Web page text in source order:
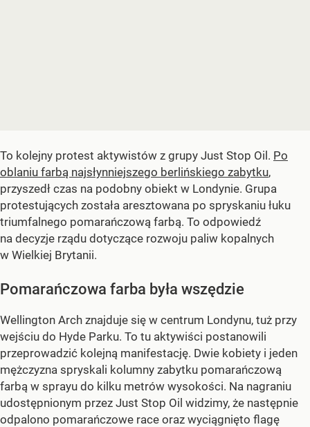
To kolejny protest aktywistów z grupy Just Stop Oil. Po
oblaniu farbą najsłynniejszego berlińskiego zabytku,
przyszedł czas na podobny obiekt w Londynie. Grupa
protestujących została aresztowana po spryskaniu łuku
triumfalnego pomarańczową farbą. To odpowiedź
na decyzje rządu dotyczące rozwoju paliw kopalnych
w Wielkiej Brytanii.
Pomarańczowa farba była wszędzie
Wellington Arch znajduje się w centrum Londynu, tuż przy
wejściu do Hyde Parku. To tu aktywiści postanowili
przeprowadzić kolejną manifestację. Dwie kobiety i jeden
mężczyzna spryskali kolumny zabytku pomarańczową
farbą w sprayu do kilku metrów wysokości. Na nagraniu
udostępnionym przez Just Stop Oil widzimy, że następnie
odpalono pomarańczowe race oraz wyciągnięto flagę